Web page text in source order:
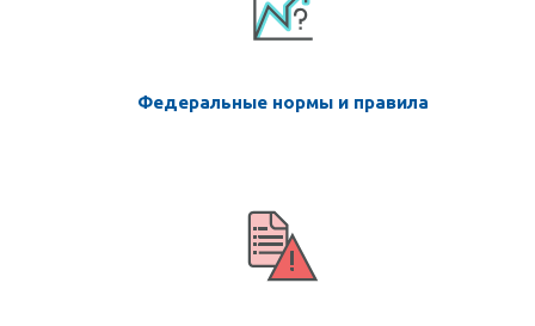
Федеральные нормы и правила